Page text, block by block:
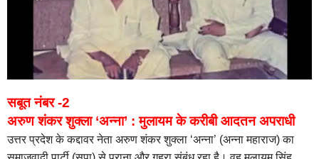
सबूत नंबर -2
अरुण शंकर शुक्ला ‘अन्ना’ : मुलायम के करीबी आदतन अपराधी
उत्तर प्रदेश के कद्दावर नेता अरुण शंकर शुक्ला ‘अन्ना’ (अन्ना महाराज) का